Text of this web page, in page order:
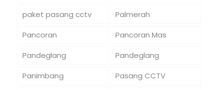
paket pasang cctv
Palmerah
Pancoran
Pancoran Mas
Pandeglang
Pandeglang
Panimbang
Pasang CCTV